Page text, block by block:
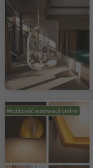
Możliwość rezerwacji online